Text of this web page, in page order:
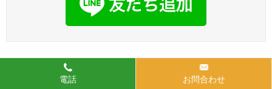
電話 お問合わせ